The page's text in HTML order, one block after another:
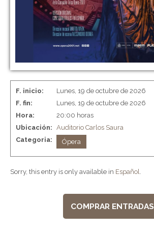
F. inicio:
Lunes, 19 de octubre de 2026
F. fin:
Lunes, 19 de octubre de 2026
Hora:
20:00 horas
Ubicación: Auditorio Carlos Saura
Categoria:
Ópera
Sorry, this entry is only available in Español
COMPRAR ENTRADAS